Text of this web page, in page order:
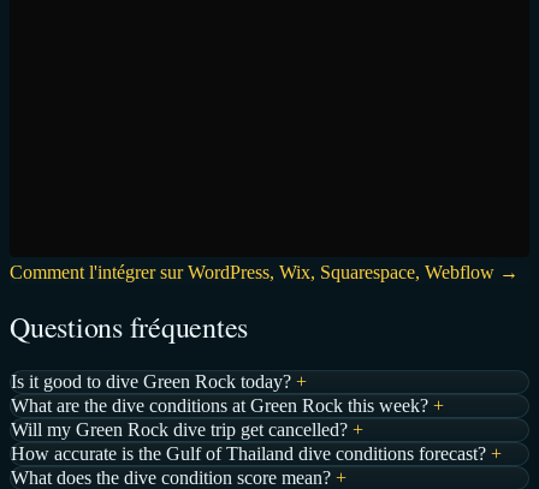
Comment l'intégrer sur WordPress, Wix, Squarespace, Webflow →
Questions fréquentes
Is it good to dive Green Rock today? +
What are the dive conditions at Green Rock this week? +
Will my Green Rock dive trip get cancelled? +
How accurate is the Gulf of Thailand dive conditions forecast? +
What does the dive condition score mean? +